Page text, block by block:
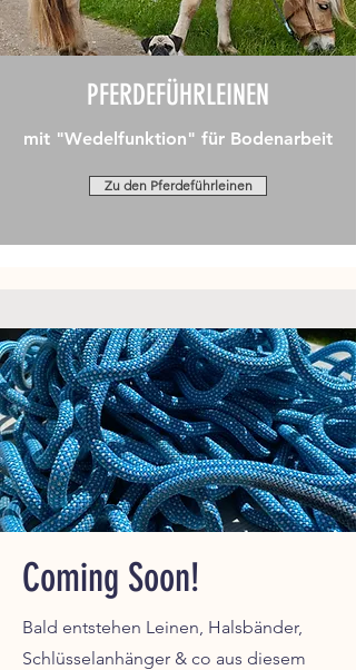
PFERDEFÜHRLEINEN
mit "Wedelfunktion" für Bodenarbeit
Zu den Pferdeführleinen
Coming Soon!
Bald entstehen Leinen, Halsbänder,
Schlüsselanhänger & co aus diesem